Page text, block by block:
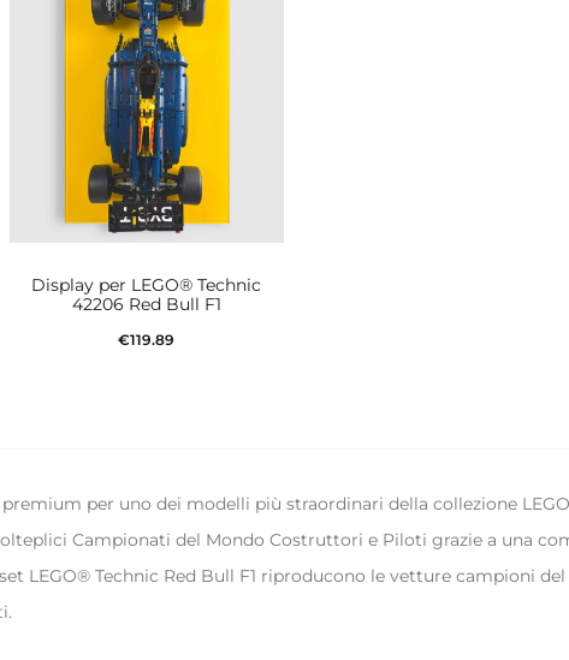
Display per LEGO® Technic
42206 Red Bull F1
€119.89
per uno dei modelli più straordinari della collezione
Campionati del Mondo Costruttori e Piloti grazie a una
LEGO® Technic Red Bull F1 riproducono le vetture campioni